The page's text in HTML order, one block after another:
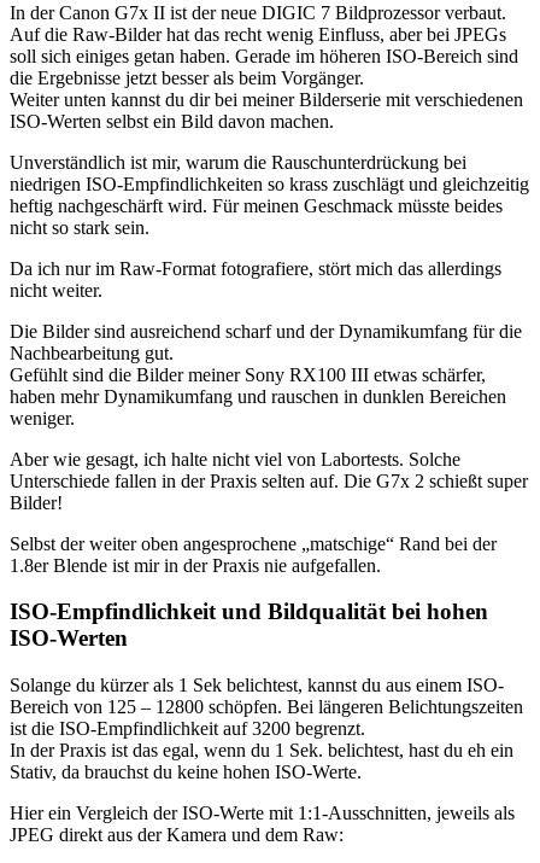
In der Canon G7x II ist der neue DIGIC 7 Bildprozessor verbaut.
Auf die Raw-Bilder hat das recht wenig Einfluss, aber bei JPEGs
soll sich einiges getan haben. Gerade im höheren ISO-Bereich sind
die Ergebnisse jetzt besser als beim Vorgänger.
Weiter unten kannst du dir bei meiner Bilderserie mit verschiedenen
ISO-Werten selbst ein Bild davon machen.
Unverständlich ist mir, warum die Rauschunterdrückung bei
niedrigen ISO-Empfindlichkeiten so krass zuschlägt und gleichzeitig
heftig nachgeschärft wird. Für meinen Geschmack müsste beides
nicht so stark sein.
Da ich nur im Raw-Format fotografiere, stört mich das allerdings
nicht weiter.
Die Bilder sind ausreichend scharf und der Dynamikumfang für die
Nachbearbeitung gut.
Gefühlt sind die Bilder meiner Sony RX100 III etwas schärfer,
haben mehr Dynamikumfang und rauschen in dunklen Bereichen
weniger.
Aber wie gesagt, ich halte nicht viel von Labortests. Solche
Unterschiede fallen in der Praxis selten auf. Die G7x 2 schießt super
Bilder!
Selbst der weiter oben angesprochene „matschige“ Rand bei der
1.8er Blende ist mir in der Praxis nie aufgefallen.
ISO-Empfindlichkeit und Bildqualität bei hohen
ISO-Werten
Solange du kürzer als 1 Sek belichtest, kannst du aus einem ISO-
Bereich von 125 – 12800 schöpfen. Bei längeren Belichtungszeiten
ist die ISO-Empfindlichkeit auf 3200 begrenzt.
In der Praxis ist das egal, wenn du 1 Sek. belichtest, hast du eh ein
Stativ, da brauchst du keine hohen ISO-Werte.
Hier ein Vergleich der ISO-Werte mit 1:1-Ausschnitten, jeweils als
JPEG direkt aus der Kamera und dem Raw: